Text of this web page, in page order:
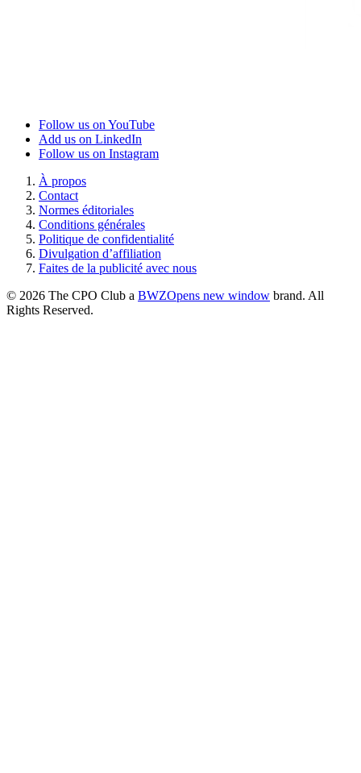
Follow us on YouTube
Add us on LinkedIn
Follow us on Instagram
À propos
Contact
Normes éditoriales
Conditions générales
Politique de confidentialité
Divulgation d’affiliation
Faites de la publicité avec nous
© 2026 The CPO Club a BWZOpens new window brand. All
Rights Reserved.